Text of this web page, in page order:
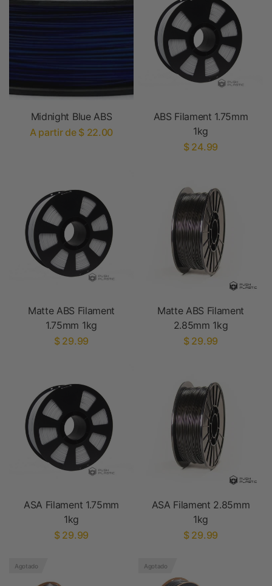
Midnight Blue ABS
A partir de $ 22.00
ABS Filament 1.75mm
1kg
$ 24.99
Matte ABS Filament
1.75mm 1kg
$ 29.99
Matte ABS Filament
2.85mm 1kg
$ 29.99
ASA Filament 1.75mm
1kg
$ 29.99
ASA Filament 2.85mm
1kg
$ 29.99
Agotado Agotado